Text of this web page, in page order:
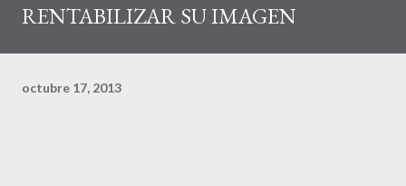
RENTABILIZAR SU IMAGEN
octubre 17, 2013